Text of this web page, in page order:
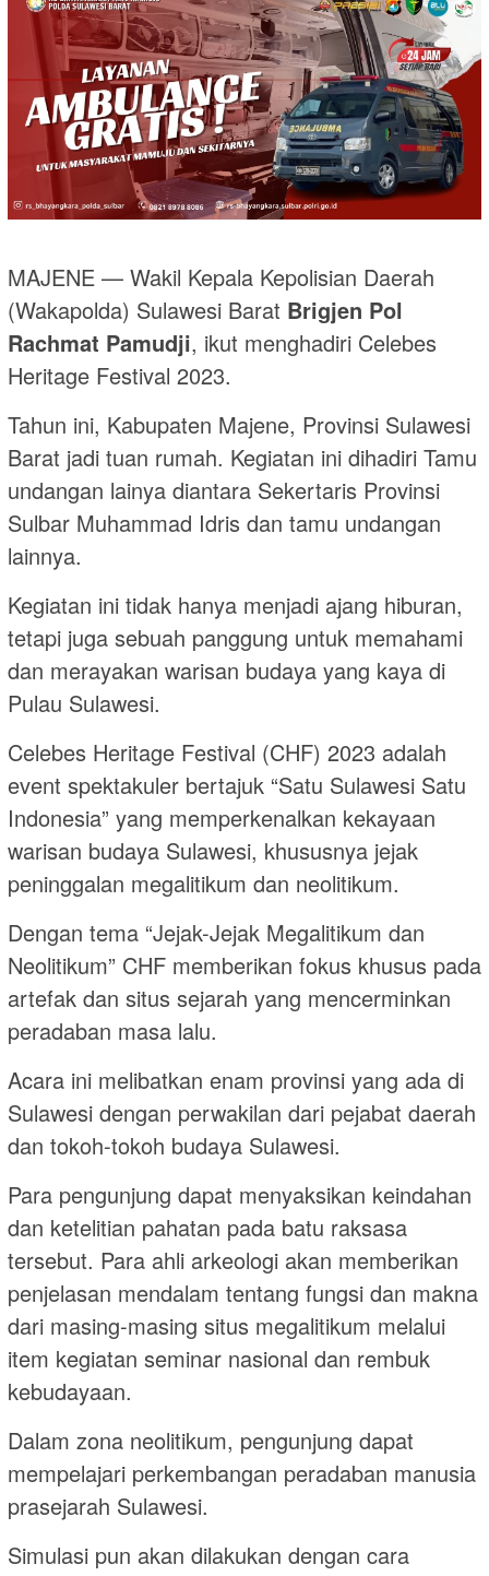
MAJENE — Wakil Kepala Kepolisian Daerah
(Wakapolda) Sulawesi Barat Brigjen Pol
Rachmat Pamudji, ikut menghadiri Celebes
Heritage Festival 2023.
Tahun ini, Kabupaten Majene, Provinsi Sulawesi
Barat jadi tuan rumah. Kegiatan ini dihadiri Tamu
undangan lainya diantara Sekertaris Provinsi
Sulbar Muhammad Idris dan tamu undangan
lainnya.
Kegiatan ini tidak hanya menjadi ajang hiburan,
tetapi juga sebuah panggung untuk memahami
dan merayakan warisan budaya yang kaya di
Pulau Sulawesi.
Celebes Heritage Festival (CHF) 2023 adalah
event spektakuler bertajuk “Satu Sulawesi Satu
Indonesia” yang memperkenalkan kekayaan
warisan budaya Sulawesi, khususnya jejak
peninggalan megalitikum dan neolitikum.
Dengan tema “Jejak-Jejak Megalitikum dan
Neolitikum” CHF memberikan fokus khusus pada
artefak dan situs sejarah yang mencerminkan
peradaban masa lalu.
Acara ini melibatkan enam provinsi yang ada di
Sulawesi dengan perwakilan dari pejabat daerah
dan tokoh-tokoh budaya Sulawesi.
Para pengunjung dapat menyaksikan keindahan
dan ketelitian pahatan pada batu raksasa
tersebut. Para ahli arkeologi akan memberikan
penjelasan mendalam tentang fungsi dan makna
dari masing-masing situs megalitikum melalui
item kegiatan seminar nasional dan rembuk
kebudayaan.
Dalam zona neolitikum, pengunjung dapat
mempelajari perkembangan peradaban manusia
prasejarah Sulawesi.
Simulasi pun akan dilakukan dengan cara